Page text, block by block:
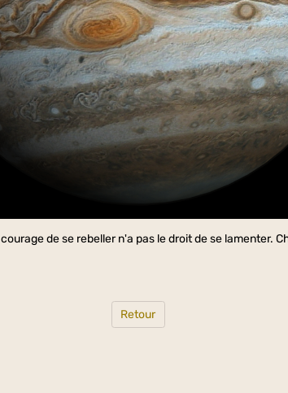
de se rebeller n'a pas le droit de se lamenter.
Retour